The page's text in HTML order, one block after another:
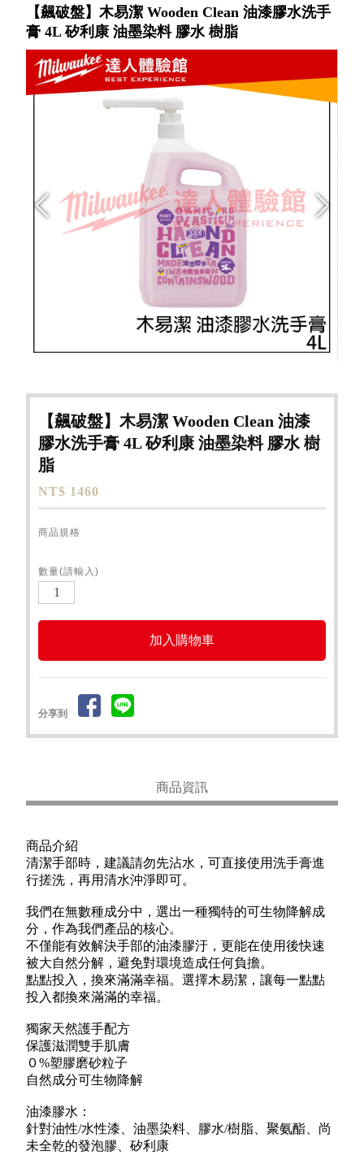
【飆破盤】木易潔 Wooden Clean 油漆膠水洗手
膏 4L 矽利康 油墨染料 膠水 樹脂
【飆破盤】木易潔 Wooden Clean 油漆
膠水洗手膏 4L 矽利康 油墨染料 膠水 樹
脂
NT$ 1460
商品規格
數量(請輸入)
分享到
商品資訊
商品介紹
清潔手部時，建議請勿先沾水，可直接使用洗手膏進
行搓洗，再用清水沖淨即可。
我們在無數種成分中，選出一種獨特的可生物降解成
分，作為我們產品的核心。
不僅能有效解決手部的油漆膠汙，更能在使用後快速
被大自然分解，避免對環境造成任何負擔。
點點投入，換來滿滿幸福。選擇木易潔，讓每一點點
投入都換來滿滿的幸福。
獨家天然護手配方
保護滋潤雙手肌膚
０%塑膠磨砂粒子
自然成分可生物降解
油漆膠水：
針對油性/水性漆、油墨染料、膠水/樹脂、聚氨酯、尚
未全乾的發泡膠、矽利康